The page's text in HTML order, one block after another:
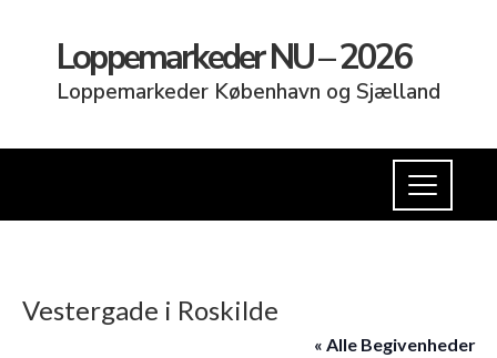
Loppemarkeder NU – 2026
Loppemarkeder København og Sjælland
Vestergade i Roskilde
« Alle Begivenheder